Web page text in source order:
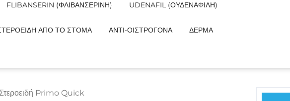
FLIBANSERIN (ΦΛΙΒΑΝΣΕΡΊΝΗ) UDENAFIL (ΟΥΔΕΝΑΦΊΛΗ)
ΑΠΌ ΤΟ ΣΤΌΜΑ ΑΝΤΙ-ΟΙΣΤΡΟΓΌΝΑ ΔΈΡΜΑ
Primo Quick